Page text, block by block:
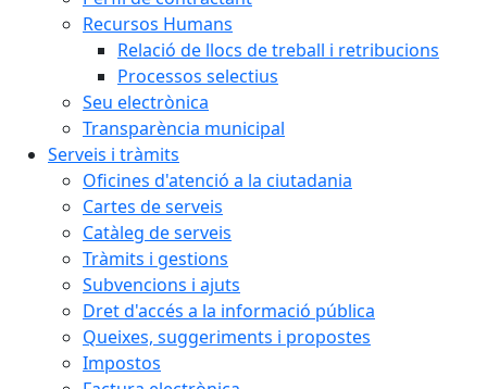
Recursos Humans
Relació de llocs de treball i retribucions
Processos selectius
Seu electrònica
Transparència municipal
Serveis i tràmits
Oficines d'atenció a la ciutadania
Cartes de serveis
Catàleg de serveis
Tràmits i gestions
Subvencions i ajuts
Dret d'accés a la informació pública
Queixes, suggeriments i propostes
Impostos